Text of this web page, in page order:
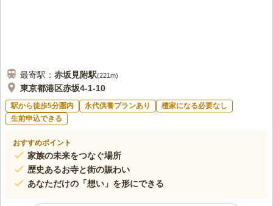
最寄駅： 赤坂見附駅(221m)
東京都港区赤坂4-1-10
駅から徒歩5分圏内 永代供養プランあり
檀家になる必要なし
生前申込できる
おすすめポイント
家族の未来をつなぐ場所
歴史あるお寺と街の賑わい
あなただけの「想い」を形にできる